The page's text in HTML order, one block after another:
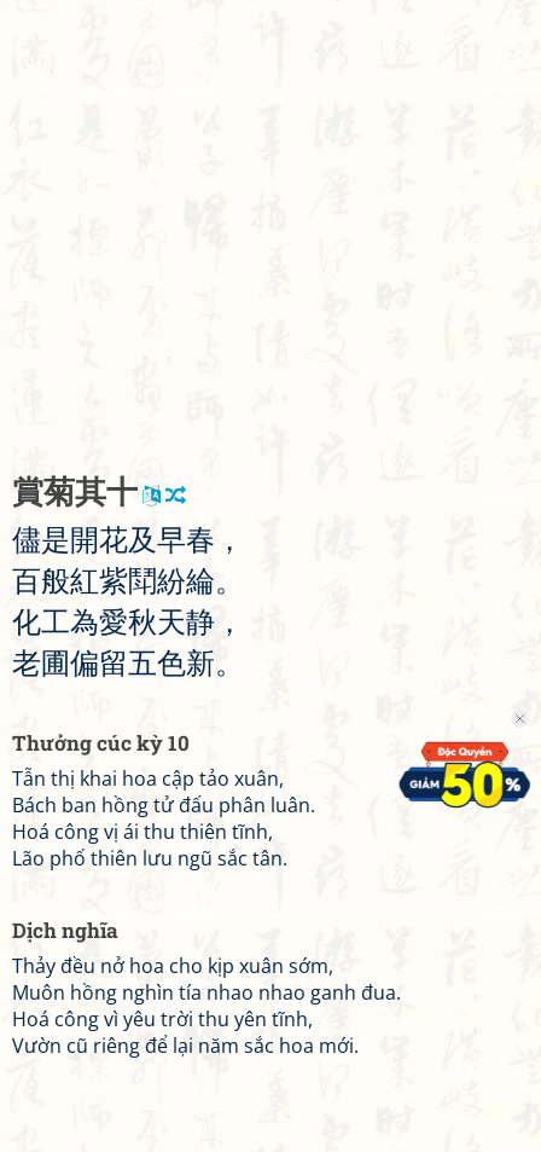
賞菊其十
儘是開花及早春 ，
百般紅紫鬦紛綸。
化工為愛秋天静 ，
老圃偏留五色新。
Thưởng cúc kỳ 10
Tẫn thị khai hoa cập tảo xuân,
Bách ban hồng tử đấu phân luân.
Hoá công vị ái thu thiên tĩnh,
Lão phố thiên lưu ngũ sắc tân.
Dịch nghĩa
Thảy đều nở hoa cho kịp xuân sớm,
Muôn hồng nghìn tía nhao nhao ganh đua.
Hoá công vì yêu trời thu yên tĩnh,
Vườn cũ riêng để lại năm sắc hoa mới.